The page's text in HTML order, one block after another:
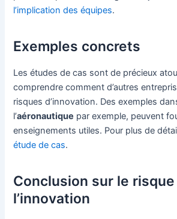
l’implication des équipes.
Exemples concrets
Les études de cas sont de précieux
comprendre comment d’autres
risques d’innovation. Des exemples
l’aéronautique par exemple, peuvent
enseignements utiles. Pour plus de
étude de cas.
Conclusion sur le
l’innovation